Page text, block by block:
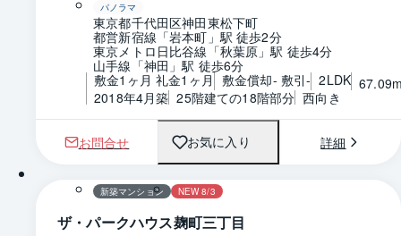
パノラマ
東京都千代田区神田東松下町
都営新宿線「岩本町」駅 徒歩2分
東京メトロ日比谷線「秋葉原」駅 徒歩4分
山手線「神田」駅 徒歩6分
敷金1ヶ月 礼金1ヶ月 敷金償却- 敷引- 2LDK
2018年4月築 25階建ての18階部分 西向き
お問合せ お気に入り 詳細
1 / 0 間取り
新築マンション NEW 8/3
ザ・パークハウス麹町三丁目